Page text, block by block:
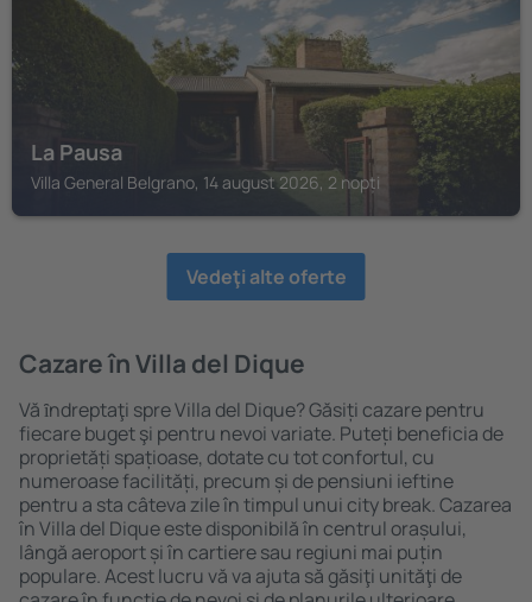
La Pausa
Villa General Belgrano, 14 august 2026, 2 nopți
Vedeţi alte oferte
Cazare în Villa del Dique
Vă ȋndreptaţi spre Villa del Dique? Găsiți cazare pentru
fiecare buget şi pentru nevoi variate. Puteți beneficia de
proprietăți spațioase, dotate cu tot confortul, cu
numeroase facilități, precum și de pensiuni ieftine
pentru a sta câteva zile în timpul unui city break. Cazarea
în Villa del Dique este disponibilă în centrul orașului,
lângă aeroport și în cartiere sau regiuni mai puțin
populare. Acest lucru vă va ajuta să găsiţi unităţi de